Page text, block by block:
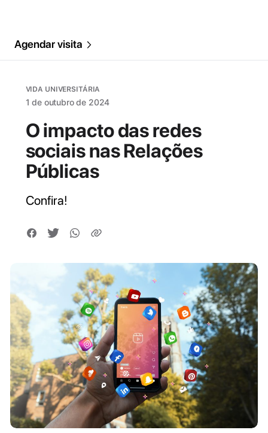
Agendar visita
VIDA UNIVERSITÁRIA
1 de outubro de 2024
O impacto das redes
sociais nas Relações
Públicas
Confira!